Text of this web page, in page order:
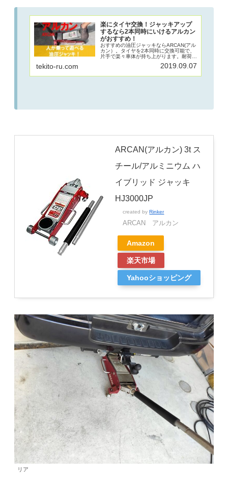
楽にタイヤ交換！ジャッキアップ
するなら2本同時にいけるアルカン
がおすすめ！
おすすめの油圧ジャッキならARCAN(アル
カン）。タイヤを2本同時に交換可能で、
片手で楽々車体が持ち上がります。耐荷重
ワー！ハイブリッド構造や機能面でも優れ
tekito-ru.com 2019.09.07
ARCAN(アルカン) 3t ス
チール/アルミニウム ハ
イブリッド ジャッキ
HJ3000JP
created byRinker
ARCAN アルカン
Amazon
楽天市場
Yahooショッピング
リア